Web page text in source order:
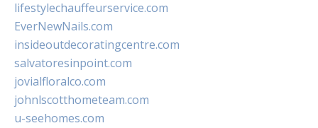
lifestylechauffeurservice.com
EverNewNails.com
insideoutdecoratingcentre.com
salvatoresinpoint.com
jovialfloralco.com
johnlscotthometeam.com
u-seehomes.com